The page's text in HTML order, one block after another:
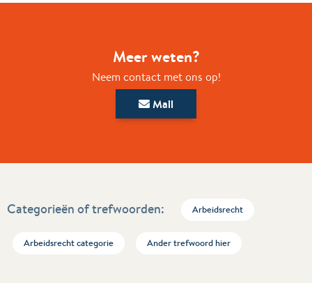
Meer weten?
Neem contact met ons op!
Mail
Categorieën of trefwoorden: Arbeidsrecht
Arbeidsrecht categorie Ander trefwoord hier